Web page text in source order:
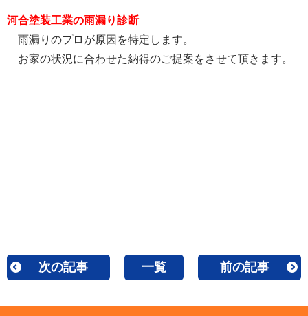
河合塗装工業の雨漏り診断
雨漏りのプロが原因を特定します。
お家の状況に合わせた納得のご提案をさせて頂きます。
次の記事 一覧 前の記事